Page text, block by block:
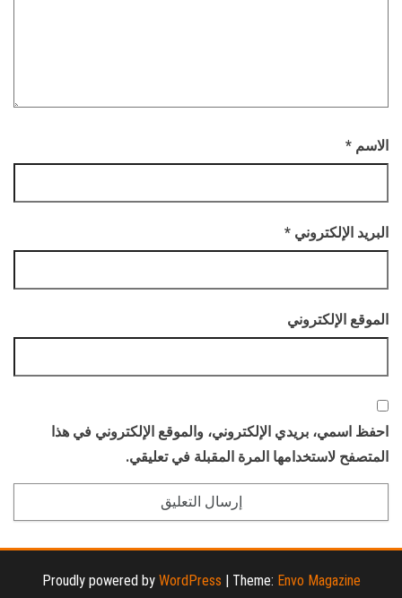
الاسم *
البريد الإلكتروني *
الموقع الإلكتروني
احفظ اسمي، بريدي الإلكتروني، والموقع الإلكتروني في هذا
المتصفح لاستخدامها المرة المقبلة في تعليقي.
Proudly powered by WordPress | Theme: Envo Magazine